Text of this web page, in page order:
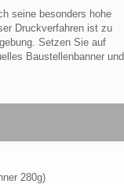
seine besonders hohe
Druckverfahren ist zu
Setzen Sie auf
Baustellenbanner und
280g)